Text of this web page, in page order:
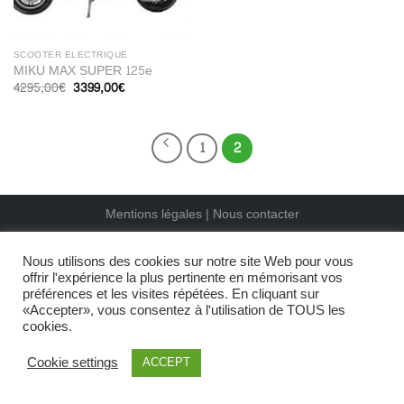
SCOOTER ELECTRIQUE
MIKU MAX SUPER 125e
4295,00€ Le
prix
3399,00€Le
prix
3399,00€.
1 2
Mentions légales | Nous contacter
Copyright 2026 ©CreaTekInfo
Nous utilisons des cookies sur notre site Web pour vous
offrir l'expérience la plus pertinente en mémorisant vos
préférences et les visites répétées. En cliquant sur
«Accepter», vous consentez à l'utilisation de TOUS les
cookies.
Cookie settings
ACCEPT